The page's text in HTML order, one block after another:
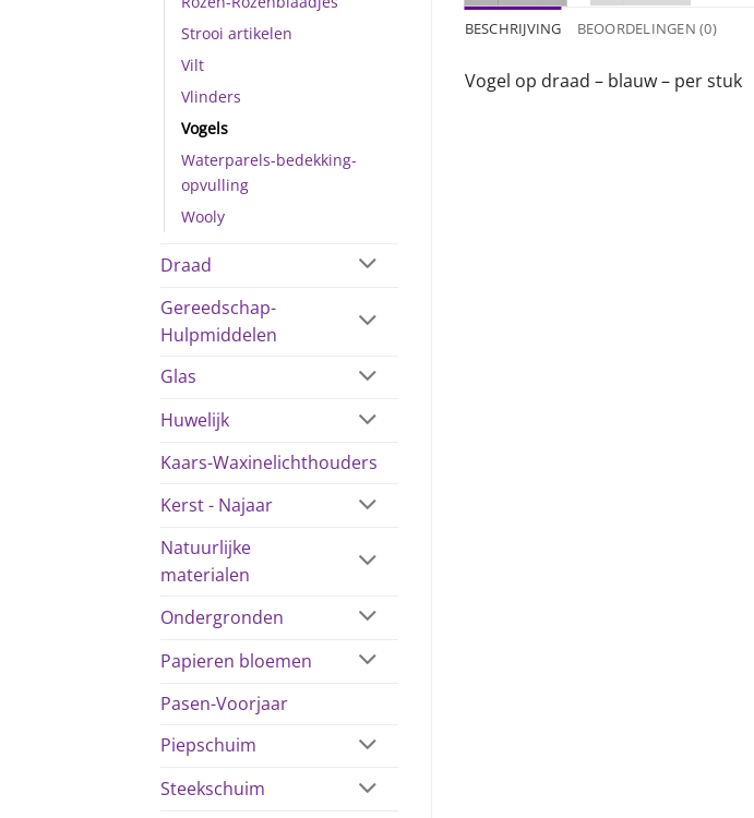
Strooi artikelen
Vilt
Vlinders
Vogels
Waterparels-bedekking-
opvulling
Wooly
Draad
Gereedschap-
Hulpmiddelen
Glas
Huwelijk
Kaars-Waxinelichthouders
Kerst - Najaar
Natuurlijke
materialen
Ondergronden
Papieren bloemen
Pasen-Voorjaar
Piepschuim
Steekschuim
BESCHRIJVING BEOORDELINGEN (0)
Vogel op draad – blauw – per stuk